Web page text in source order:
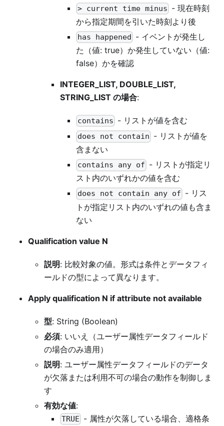
> current time minus - 現在時刻
から指定期間を引いた時刻より後
has happened - イベントが発生し
た（値: true）か発生していない（値:
false）かを確認
INTEGER_LIST, DOUBLE_LIST,
STRING_LIST の場合:
contains - リストが値を含む
does not contain - リストが値を
含まない
contains any of - リストが指定リ
スト内のいずれかの値を含む
does not contain any of - リス
トが指定リスト内のいずれの値も含ま
ない
Qualification value N
説明: 比較対象の値。形式は条件とデータフィ
ールドの型によって異なります。
Apply qualification N if attribute not available
型: String (Boolean)
必須: いいえ（ユーザー属性データフィールド
の場合のみ適用）
説明: ユーザー属性データフィールドのデータ
が欠落または利用不可の場合の動作を制御しま
す
有効な値:
TRUE - 属性が欠落している場合、適格条